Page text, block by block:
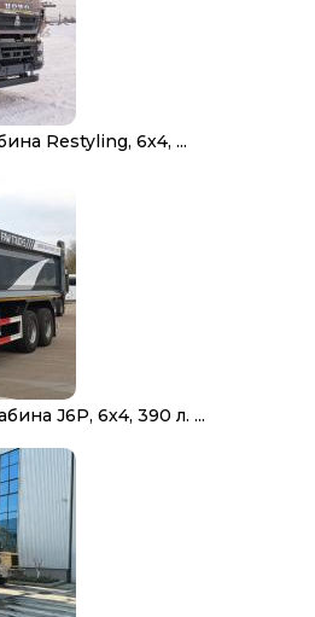
Restyling, 6х4, ...
J6P, 6х4, 390 л. ...